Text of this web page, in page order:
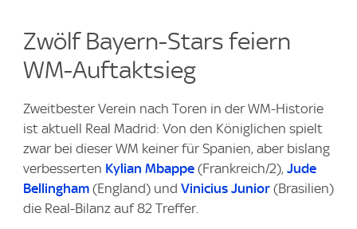
Zwölf Bayern-Stars feiern
WM-Auftaktsieg
Zweitbester Verein nach Toren in der WM-Historie
ist aktuell Real Madrid: Von den Königlichen spielt
zwar bei dieser WM keiner für Spanien, aber bislang
verbesserten Kylian Mbappe (Frankreich/2), Jude
Bellingham (England) und Vinicius Junior (Brasilien)
die Real-Bilanz auf 82 Treffer.